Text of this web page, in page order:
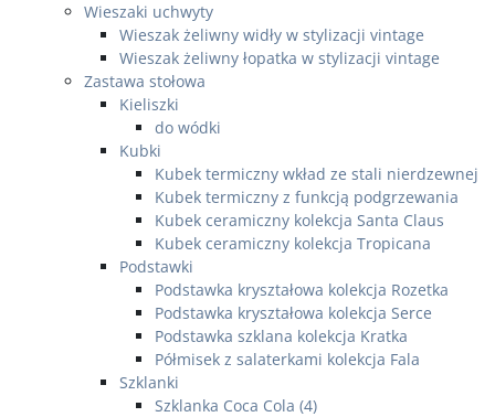
Wieszaki uchwyty
Wieszak żeliwny widły w stylizacji vintage
Wieszak żeliwny łopatka w stylizacji vintage
Zastawa stołowa
Kieliszki
do wódki
Kubki
Kubek termiczny wkład ze stali nierdzewnej
Kubek termiczny z funkcją podgrzewania
Kubek ceramiczny kolekcja Santa Claus
Kubek ceramiczny kolekcja Tropicana
Podstawki
Podstawka kryształowa kolekcja Rozetka
Podstawka kryształowa kolekcja Serce
Podstawka szklana kolekcja Kratka
Półmisek z salaterkami kolekcja Fala
Szklanki
Szklanka Coca Cola (4)